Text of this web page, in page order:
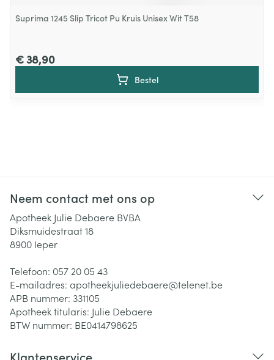
Suprima 1245 Slip Tricot Pu Kruis Unisex Wit T58
€ 38,90
Bestel
Neem contact met ons op
Apotheek Julie Debaere BVBA
Diksmuidestraat 18
8900 Ieper
Telefoon: 057 20 05 43
E-mailadres: apotheekjuliedebaere@telenet.be
APB nummer: 331105
Apotheek titularis: Julie Debaere
BTW nummer: BE0414798625
Klantenservice